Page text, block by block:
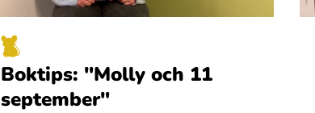
Boktips: "Molly och 11
september"